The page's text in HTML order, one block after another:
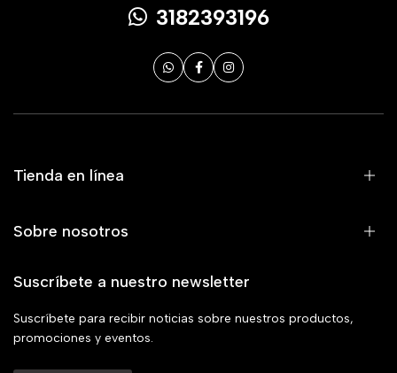
3182393196
Tienda en línea
Sobre nosotros
Suscríbete a nuestro newsletter
Suscríbete para recibir noticias sobre nuestros productos,
promociones y eventos.